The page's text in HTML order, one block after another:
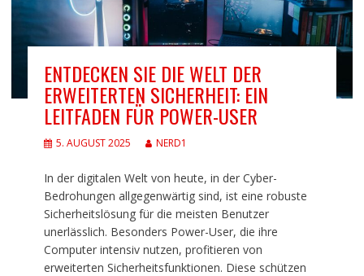
ENTDECKEN SIE DIE WELT DER
ERWEITERTEN SICHERHEIT: EIN
LEITFADEN FÜR POWER-USER
5. AUGUST 2025 NERD1
In der digitalen Welt von heute, in der Cyber-
Bedrohungen allgegenwärtig sind, ist eine robuste
Sicherheitslösung für die meisten Benutzer
unerlässlich. Besonders Power-User, die ihre
Computer intensiv nutzen, profitieren von
erweiterten Sicherheitsfunktionen. Diese schützen